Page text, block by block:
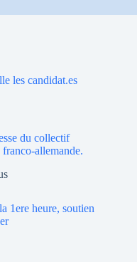
les candidat.es
du collectif
allemande.
1ere heure, soutien